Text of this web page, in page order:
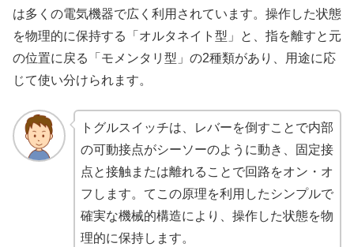
は多くの電気機器で広く利用されています。操作した状態
を物理的に保持する「オルタネイト型」と、指を離すと元
の位置に戻る「モメンタリ型」の2種類があり、用途に応
じて使い分けられます。
トグルスイッチは、レバーを倒すことで内部
の可動接点がシーソーのように動き、固定接
点と接触または離れることで回路をオン・オ
フします。てこの原理を利用したシンプルで
確実な機械的構造により、操作した状態を物
理的に保持します。